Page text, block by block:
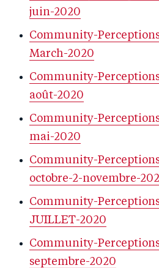
juin-2020
Community-
March-2020
Community-
août-2020
Community-
mai-2020
Community-
octobre-2-novembre-
Community-
JUILLET-2020
Community-
septembre-2020